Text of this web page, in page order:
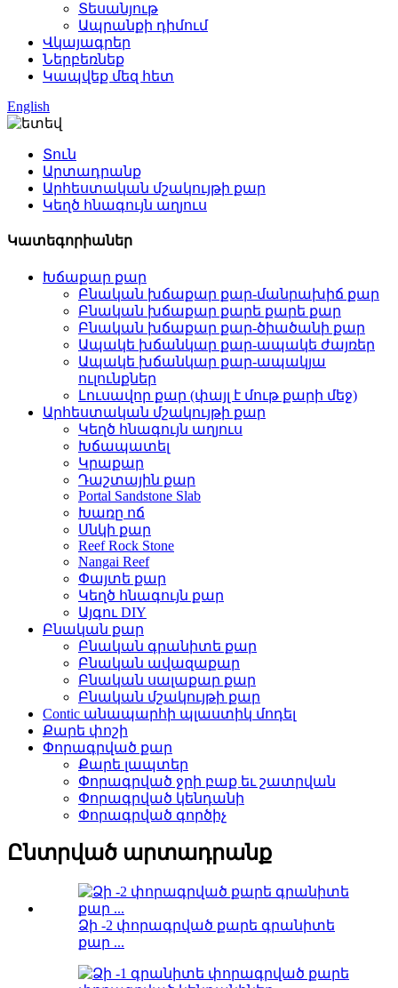
Տեսանյութ
Ապրանքի դիմում
Վկայագրեր
Ներբեռնեք
Կապվեք մեզ հետ
English
Տուն
Արտադրանք
Արհեստական ​​մշակույթի քար
Կեղծ հնագույն աղյուս
Կատեգորիաներ
Խճաքար քար
Բնական խճաքար քար-մանրախիճ քար
Բնական խճաքար քարե քարե քար
Բնական խճաքար քար-ծիածանի քար
Ապակե խճանկար քար-ապակե ժայռեր
Ապակե խճանկար քար-ապակյա
ուլունքներ
Լուսավոր քար (փայլ է մութ քարի մեջ)
Արհեստական ​​մշակույթի քար
Կեղծ հնագույն աղյուս
Խճապատել
Կրաքար
Դաշտային քար
Portal Sandstone Slab
Խառը ոճ
Սնկի քար
Reef Rock Stone
Nangai Reef
Փայտե քար
Կեղծ հնագույն քար
Այգու DIY
Բնական քար
Բնական գրանիտե քար
Բնական ավազաքար
Բնական սալաքար քար
Բնական մշակույթի քար
Contic անապարհի պլաստիկ մոդել
Քարե փոշի
Փորագրված քար
Քարե լապտեր
Փորագրված ջրի բաք եւ շատրվան
Փորագրված կենդանի
Փորագրված գործիչ
Ընտրված արտադրանք
Ձի -2 փորագրված քարե գրանիտե
քար ...